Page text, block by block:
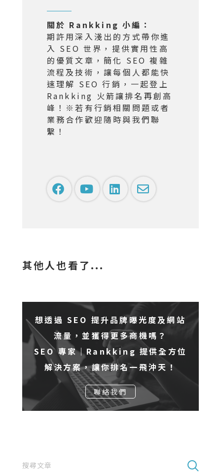
關於 Rankking 小編：
期許用深入淺出的方式帶你進
入 SEO 世界，提供實用性高
的優質文章，簡化 SEO 複雜
流程及技術，讓每個人都能快
速理解 SEO 行銷，一起登上
Rankking 火箭讓排名再創高
峰！※若有行銷相關問題或者
業務合作歡迎隨時與我們聯
繫！
其他人也看了...
想透過 SEO 提升品牌曝光度及網站
流量，並獲得更多商機嗎？
SEO 專家｜Rankking 提供全方位
解決方案，讓你排名一飛沖天！
聯絡我們